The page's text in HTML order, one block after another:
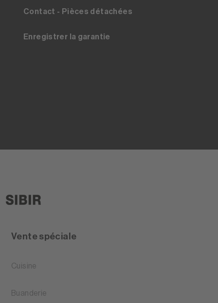
Contact - Pièces détachées
Enregistrer la garantie
Vente spéciale
Cuisine
Buanderie